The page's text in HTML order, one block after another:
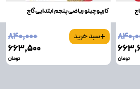
تومان
کارپوچینو ریاضی پنجم ابتدایی گاج
+سبد خرید
۸۴۰٬۰۰۰
۶۶۳٬۵۰۰
تومان